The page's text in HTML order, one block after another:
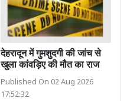
देहरादून में गुमशुदगी की जांच से
खुला कांवड़िए की मौत का राज
Published On 02 Aug 2026
17:52:32